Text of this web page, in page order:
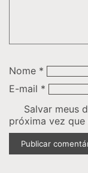
Nome *
E-mail *
Salvar meus
próxima vez que